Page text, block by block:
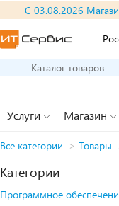
С 03.08.2026
Каталог товаров
Услуги Магазин
Все категории > Товары
Категории
Программное